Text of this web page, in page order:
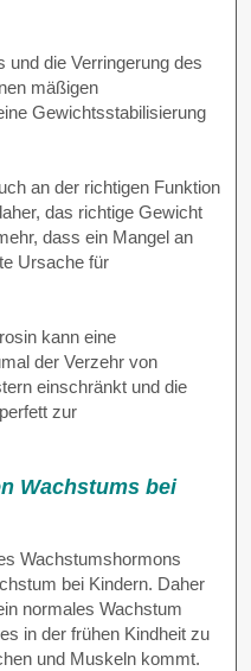
und die Verringerung des
mäßigen
Gewichtsstabilisierung
an der richtigen Funktion
das richtige Gewicht
dass ein Mangel an
Ursache für
kann eine
der Verzehr von
einschränkt und die
zur
Wachstums bei
Wachstumshormons
bei Kindern. Daher
normales Wachstum
in der frühen Kindheit zu
und Muskeln kommt.